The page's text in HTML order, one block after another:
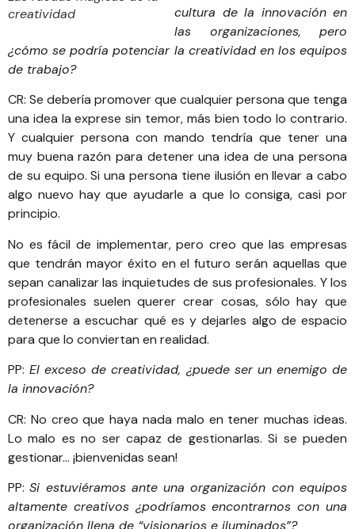
creatividad
cultura de la innovación en
las organizaciones, pero
¿cómo se podría potenciar la creatividad en los equipos
de trabajo?
CR: Se debería promover que cualquier persona que tenga
una idea la exprese sin temor, más bien todo lo contrario.
Y cualquier persona con mando tendría que tener una
muy buena razón para detener una idea de una persona
de su equipo. Si una persona tiene ilusión en llevar a cabo
algo nuevo hay que ayudarle a que lo consiga, casi por
principio.
No es fácil de implementar, pero creo que las empresas
que tendrán mayor éxito en el futuro serán aquellas que
sepan canalizar las inquietudes de sus profesionales. Y los
profesionales suelen querer crear cosas, sólo hay que
detenerse a escuchar qué es y dejarles algo de espacio
para que lo conviertan en realidad.
PP: El exceso de creatividad, ¿puede ser un enemigo de
la innovación?
CR: No creo que haya nada malo en tener muchas ideas.
Lo malo es no ser capaz de gestionarlas. Si se pueden
gestionar… ¡bienvenidas sean!
PP:Si estuviéramos ante una organización con equipos
altamente creativos ¿podríamos encontrarnos con una
organización llena de “visionarios e iluminados”?